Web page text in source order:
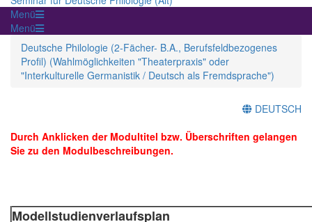
Menü
Menü
Deutsche Philologie (2-Fächer- B.A., Berufsfeldbezogenes
Profil) (Wahlmöglichkeiten "Theaterpraxis" oder
"Interkulturelle Germanistik / Deutsch als Fremdsprache")
DEUTSCH
Durch Anklicken der Modultitel bzw. Überschriften gelangen
Sie zu den Modulbeschreibungen.
Modellstudienverlaufsplan